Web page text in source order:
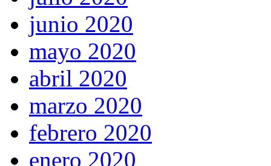
junio 2020
mayo 2020
abril 2020
marzo 2020
febrero 2020
enero 2020